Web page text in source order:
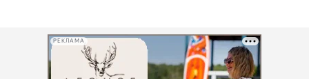
РЕКЛАМА